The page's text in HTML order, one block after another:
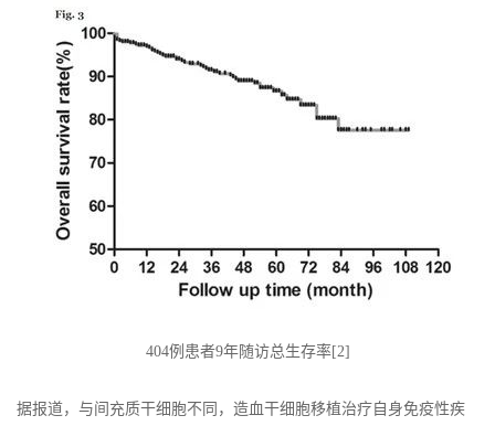
404例患者9年随访总生存率[2]
据报道，与间充质干细胞不同，造血干细胞移植治疗自身免疫性疾